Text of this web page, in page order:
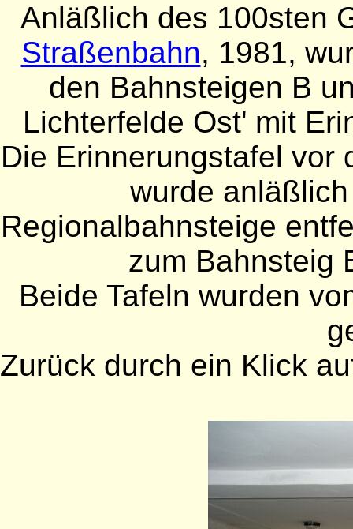
Anläßlich des 100sten
Straßenbahn, 1981,
den Bahnsteigen B
Lichterfelde Ost' mit
Die Erinnerungstafel vor
wurde
Regionalbahnsteige
zum Bahnsteig
Beide Tafeln wurden
Zurück durch ein Klick